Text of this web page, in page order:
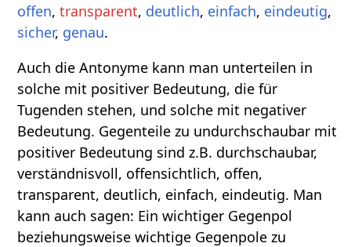
offen,transparent, deutlich, einfach, eindeutig,
sicher, genau.
Auch die Antonyme kann man unterteilen in
solche mit positiver Bedeutung, die für
Tugenden stehen, und solche mit negativer
Bedeutung. Gegenteile zu undurchschaubar mit
positiver Bedeutung sind z.B. durchschaubar,
verständnisvoll, offensichtlich, offen,
transparent, deutlich, einfach, eindeutig. Man
kann auch sagen: Ein wichtiger Gegenpol
beziehungsweise wichtige Gegenpole zu